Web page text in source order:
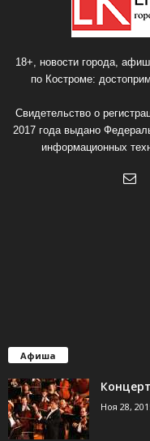
18+, новости города,
по Костроме:
Свидетельство о
2017 года выдано
информационных
Афиша
Ноя 28,